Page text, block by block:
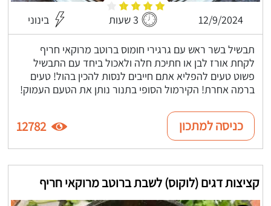
12/9/2024 3 שעות בינוני
תבשיל בשר ראש עם גרגירי חומוס ברוטב מרוקאי חריף
לקחת אורז לבן או חתיכת חלה ולאכול ביחד עם התבשיל
פשוט טעים להפליא אתם חייבים לנסות להכין בהול! טעים
ברמה אחרת! הקירמול הסופי בתנור נותן את הטעם העמוק!
כניסה למתכון 12782
קציצות דגים (לוקוס) לשבת ברוטב מרוקאי חריף